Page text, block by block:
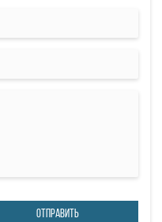
ОТПРАВИТЬ